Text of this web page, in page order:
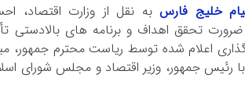
خلیج فارسبه نقل از وزارت اقتصاد،
تحقق اهداف و برنامه های بالادستی
اعلام شده توسط ریاست محترم جمهور،
با رئیس جمهور، وزیر اقتصاد و مجلس شورای